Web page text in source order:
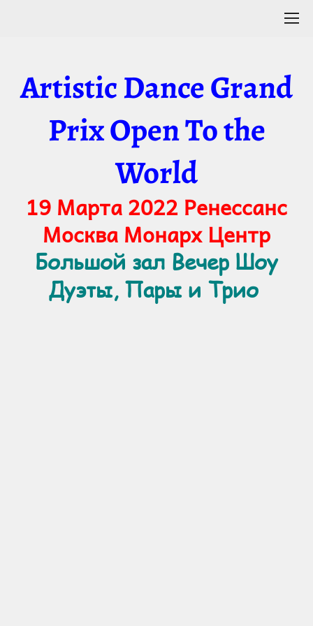
Artistic Dance Grand
Prix Open To the
World
19 Марта 2022 Ренессанс
Москва Монарх Центр
Большой зал Вечер Шоу
Дуэты, Пары и Трио